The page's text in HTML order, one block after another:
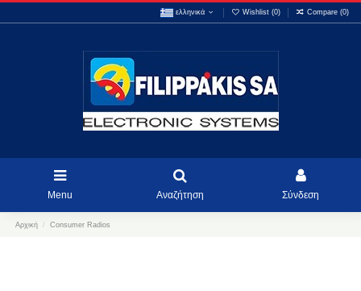
ελληνικά Wishlist (0) Compare (0)
Menu Αναζήτηση Σύνδεση
Αρχική Consumer Radios